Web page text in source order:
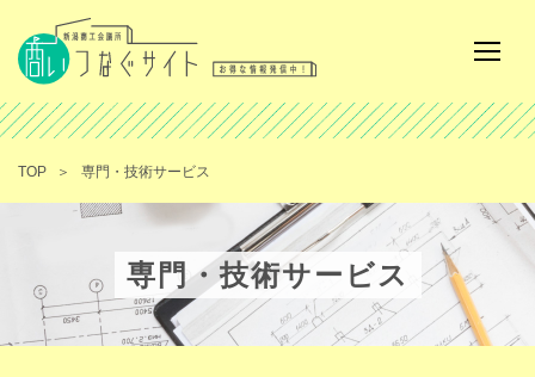
TOP 専門・技術サービス
専門・技術サービス